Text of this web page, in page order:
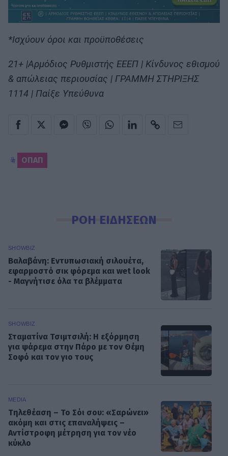
*Ισχύουν όροι και προϋποθέσεις
21+ |Αρμόδιος Ρυθμιστής ΕΕΕΠ | Κίνδυνος εθισμού
& απώλειας περιουσίας | ΓΡΑΜΜΗ ΣΤΗΡΙΞΗΣ
1114 | Παίξε Υπεύθυνα
ΟΠΑΠ
ΡΟΗ ΕΙΔΗΣΕΩΝ
SHOWBIZ
Βαλαβάνη: Εντυπωσιακή σιλουέτα,
εφαρμοστό σικ φόρεμα και wet look
- Μαγνήτισε όλα τα βλέμματα
SHOWBIZ
Σταματίνα Τσιμτσιλή: Η εξόρμηση
για ψάρεμα στην Πάρο με τον Θέμη
Σοφό και τον γιο τους
MEDIA
Τηλεθέαση – Το Σόι σου: «Σαρώνει»
ακόμη και στις επαναλήψεις –
Αντίστροφη μέτρηση για τον νέο
κύκλο